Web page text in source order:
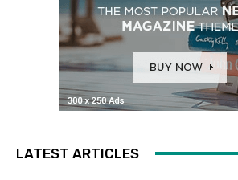
LATEST ARTICLES